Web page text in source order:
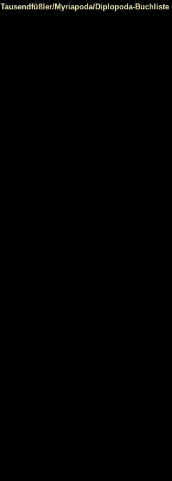
Tausendfüßler/Myriapoda/Diplopoda-Buchliste